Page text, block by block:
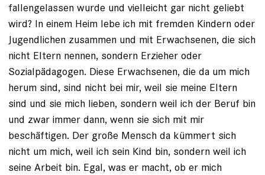
fallengelassen wurde und vielleicht gar nicht geliebt
wird? In einem Heim lebe ich mit fremden Kindern oder
Jugendlichen zusammen und mit Erwachsenen, die sich
nicht Eltern nennen, sondern Erzieher oder
Sozialpädagogen. Diese Erwachsenen, die da um mich
herum sind, sind nicht bei mir, weil sie meine Eltern
sind und sie mich lieben, sondern weil ich der Beruf bin
und zwar immer dann, wenn sie sich mit mir
beschäftigen. Der große Mensch da kümmert sich
nicht um mich, weil ich sein Kind bin, sondern weil ich
seine Arbeit bin. Egal, was er macht, ob er mich